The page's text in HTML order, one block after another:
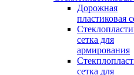
Дорожная
пластиковая
сетка для
армирования
сетка для